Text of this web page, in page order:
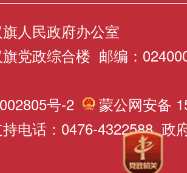
人民政府办公室
党政综合楼 邮编：
号-2
蒙公网安备
电话：0476-4322588 政